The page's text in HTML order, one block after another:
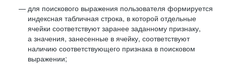
для поискового выражения пользователя формируется
индексная табличная строка, в которой отдельные
ячейки соответствуют заранее заданному признаку,
а значения, занесенные в ячейку, соответствуют
наличию соответствующего признака в поисковом
выражении;